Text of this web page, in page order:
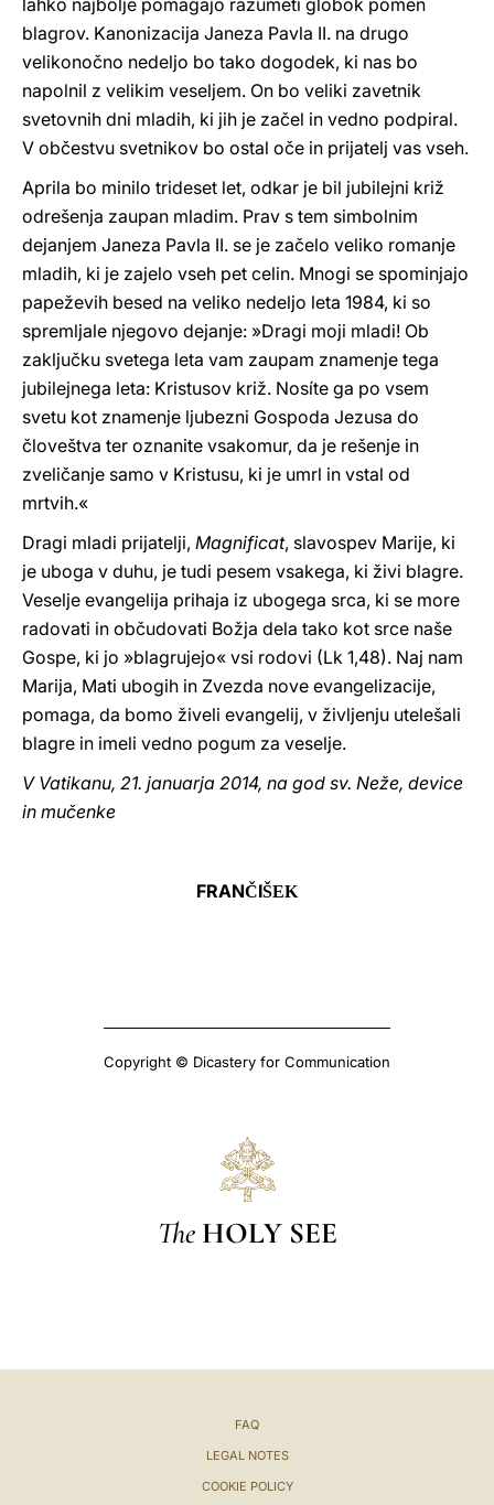
lahko najbolje pomagajo razumeti globok pomen
blagrov. Kanonizacija Janeza Pavla II. na drugo
velikonočno nedeljo bo tako dogodek, ki nas bo
napolnil z velikim veseljem. On bo veliki zavetnik
svetovnih dni mladih, ki jih je začel in vedno podpiral.
V občestvu svetnikov bo ostal oče in prijatelj vas vseh.
Aprila bo minilo trideset let, odkar je bil jubilejni križ
odrešenja zaupan mladim. Prav s tem simbolnim
dejanjem Janeza Pavla II. se je začelo veliko romanje
mladih, ki je zajelo vseh pet celin. Mnogi se spominjajo
papeževih besed na veliko nedeljo leta 1984, ki so
spremljale njegovo dejanje: »Dragi moji mladi! Ob
zaključku svetega leta vam zaupam znamenje tega
jubilejnega leta: Kristusov križ. Nosíte ga po vsem
svetu kot znamenje ljubezni Gospoda Jezusa do
človeštva ter oznanite vsakomur, da je rešenje in
zveličanje samo v Kristusu, ki je umrl in vstal od
mrtvih.«
Dragi mladi prijatelji, Magnificat, slavospev Marije, ki
je uboga v duhu, je tudi pesem vsakega, ki živi blagre.
Veselje evangelija prihaja iz ubogega srca, ki se more
radovati in občudovati Božja dela tako kot srce naše
Gospe, ki jo »blagrujejo« vsi rodovi (Lk 1,48). Naj nam
Marija, Mati ubogih in Zvezda nove evangelizacije,
pomaga, da bomo živeli evangelij, v življenju utelešali
blagre in imeli vedno pogum za veselje.
V Vatikanu, 21. januarja 2014, na god sv. Neže, device
in mučenke
FRANČIŠEK
Copyright © Dicastery for Communication
The HOLY SEE
FAQ
LEGAL NOTES
COOKIE POLICY